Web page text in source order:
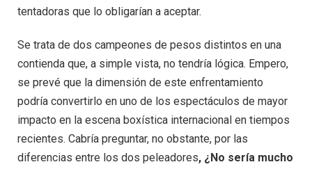
tentadoras que lo obligarían a aceptar.
Se trata de dos campeones de pesos distintos en una
contienda que, a simple vista, no tendría lógica. Empero,
se prevé que la dimensión de este enfrentamiento
podría convertirlo en uno de los espectáculos de mayor
impacto en la escena boxística internacional en tiempos
recientes. Cabría preguntar, no obstante, por las
diferencias entre los dos peleadores, ¿No sería mucho